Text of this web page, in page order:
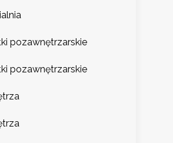
pozawnętrzarskie
pozawnętrzarskie